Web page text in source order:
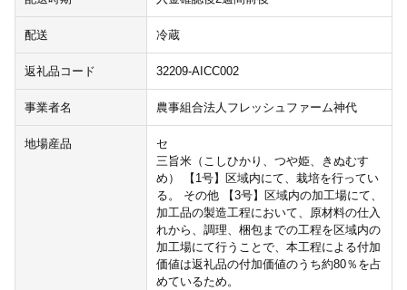
配送 冷蔵
返礼品コード 32209-AICC002
事業者名 農事組合法人フレッシュファーム神代
地場産品
セ
三旨米（こしひかり、つや姫、きぬむす
め） 【1号】区域内にて、栽培を行ってい
る。 その他 【3号】区域内の加工場にて、
加工品の製造工程において、原材料の仕入
れから、調理、梱包までの工程を区域内の
加工場にて行うことで、本工程による付加
価値は返礼品の付加価値のうち約80％を占
めているため。